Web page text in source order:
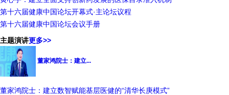
第十六届健康中国论坛开幕式·主论坛议程
第十六届健康中国论坛会议手册
主题演讲更多>>
董家鸿院士：建立...
董家鸿院士：建立数智赋能基层医健的“清华长庚模式”